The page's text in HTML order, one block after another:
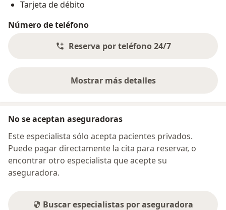
Tarjeta de débito
Número de teléfono
Reserva por teléfono 24/7
Mostrar más detalles
sobre la dirección
No se aceptan aseguradoras
Este especialista sólo acepta pacientes privados.
Puede pagar directamente la cita para reservar, o
encontrar otro especialista que acepte su
aseguradora.
Buscar especialistas por aseguradora